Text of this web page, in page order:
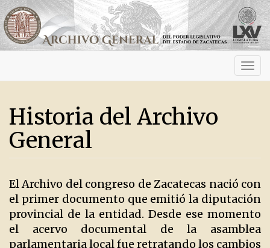
Historia del Archivo
General
El Archivo del congreso de Zacatecas nació con
el primer documento que emitió la diputación
provincial de la entidad. Desde ese momento
el acervo documental de la asamblea
parlamentaria local fue retratando los cambios